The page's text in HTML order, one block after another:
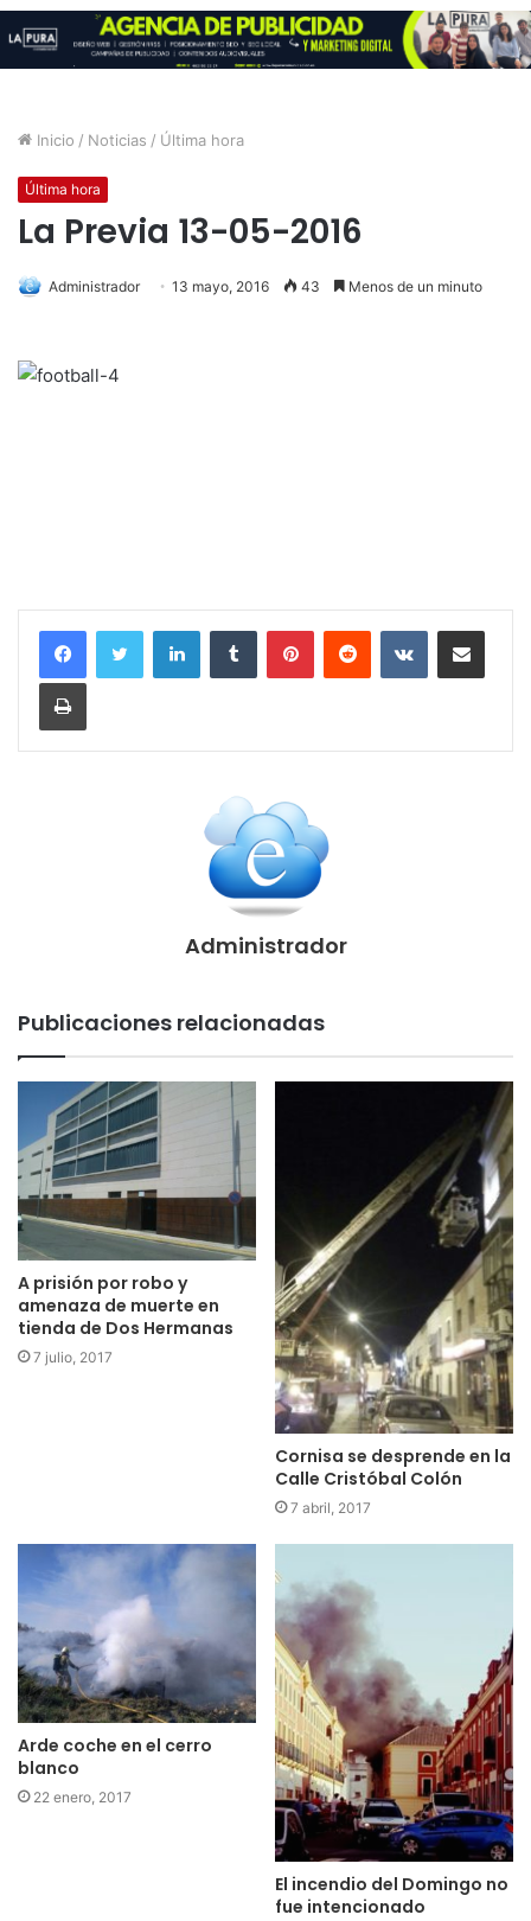
Inicio / Noticias / Última hora
Última hora
La Previa 13-05-2016
Administrador 13 mayo, 2016 43 Menos de un minuto
Administrador
Publicaciones relacionadas
A prisión por robo y
amenaza de muerte en
tienda de Dos Hermanas
7 julio, 2017
Cornisa se desprende en la
Calle Cristóbal Colón
7 abril, 2017
Arde coche en el cerro
blanco
22 enero, 2017
El incendio del Domingo no
fue intencionado